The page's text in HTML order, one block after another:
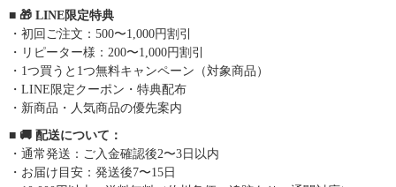
■ 🎁 LINE限定特典
・初回ご注文：500〜1,000円割引
・リピーター様：200〜1,000円割引
・1つ買うと1つ無料キャンペーン（対象商品）
・LINE限定クーポン・特典配布
・新商品・人気商品の優先案内
■ 🚚 配送について：
・通常発送：ご入金確認後2〜3日以内
・お届け目安：発送後7〜15日